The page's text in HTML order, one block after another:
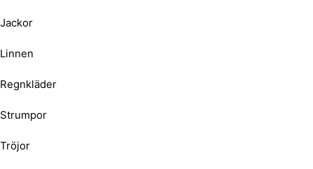
Jackor
Linnen
Regnkläder
Strumpor
Tröjor